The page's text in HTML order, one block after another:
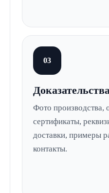
03
Фото производства,
сертификаты,
доставки, примеры
контакты.